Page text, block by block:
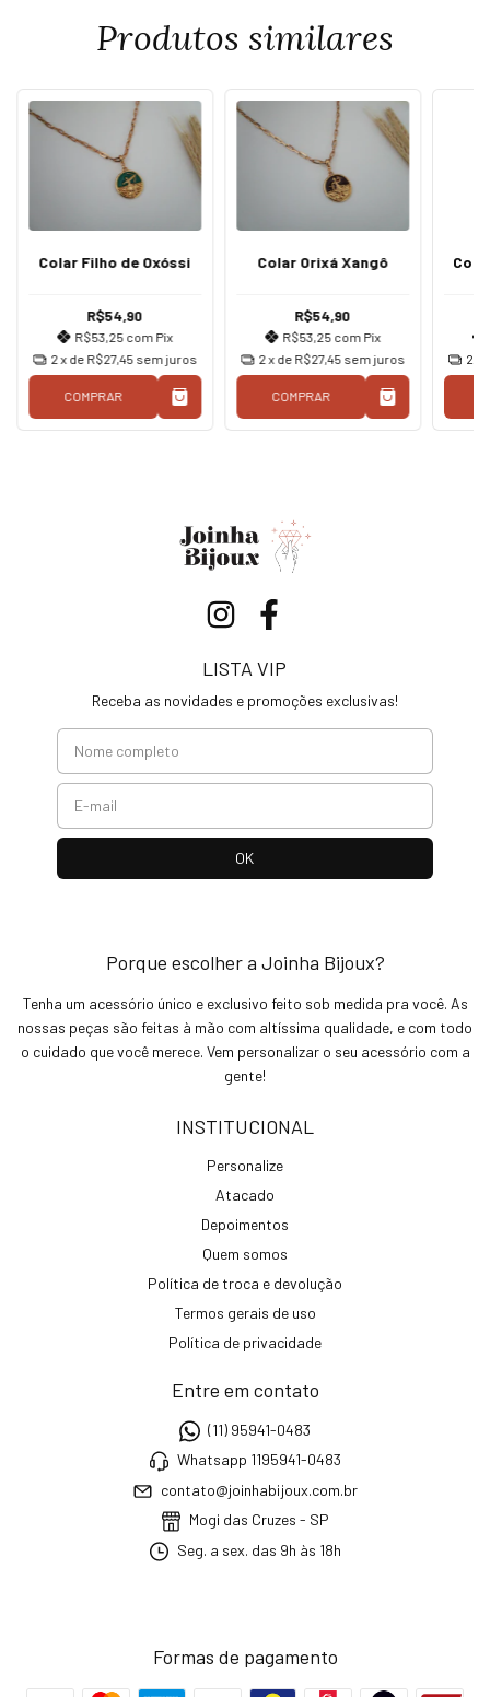
Produtos similares
Colar Filho de Oxóssi
R$54,90
R$53,25 com Pix
2x de R$27,45 sem juros
COMPRAR
Colar Orixá Xangô
R$54,90
R$53,25 com Pix
2x de R$27,45 sem juros
COMPRAR
2
LISTA VIP
Receba as novidades e promoções exclusivas!
Porque escolher a Joinha Bijoux?
Tenha um acessório único e exclusivo feito sob medida pra você. As
nossas peças são feitas à mão com altíssima qualidade, e com todo
o cuidado que você merece. Vem personalizar o seu acessório com a
gente!
INSTITUCIONAL
Personalize
Atacado
Depoimentos
Quem somos
Política de troca e devolução
Termos gerais de uso
Política de privacidade
Entre em contato
(11) 95941-0483
Whatsapp 1195941-0483
contato@joinhabijoux.com.br
Mogi das Cruzes - SP
Seg. a sex. das 9h às 18h
Formas de pagamento